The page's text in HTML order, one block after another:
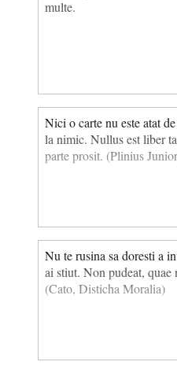
multe.
Nici o carte nu este atat
la nimic. Nullus est liber
parte prosit. (Plinius
Nu te rusina sa doresti a
ai stiut. Non pudeat, quae
(Cato, Disticha Moralia)